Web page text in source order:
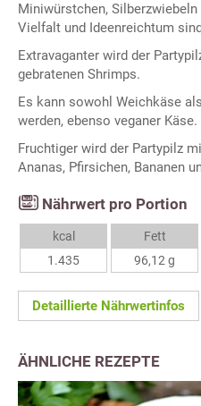
Miniwürstchen,
Vielfalt und Ideenreichtum
Extravaganter wird der
gebratenen Shrimps.
Es kann sowohl Weichkäse
werden, ebenso veganer Käse.
Fruchtiger wird der Partypilz
Ananas, Pfirsichen, Bananen
Nährwert pro Portion
kcal
1.435
Fett
96,12 g
Detaillierte Nährwertinfos
ÄHNLICHE REZEPTE